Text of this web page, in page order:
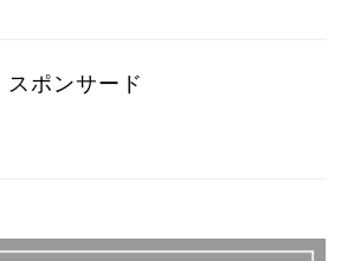
スポンサード